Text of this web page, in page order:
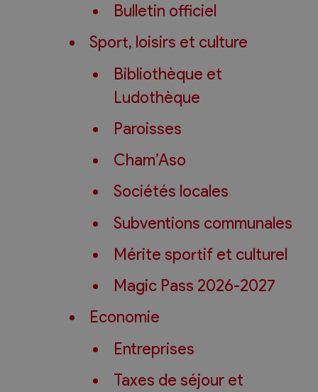
Bulletin officiel
Sport, loisirs et culture
Bibliothèque et
Ludothèque
Paroisses
Cham’Aso
Sociétés locales
Subventions communales
Mérite sportif et culturel
Magic Pass 2026-2027
Economie
Entreprises
Taxes de séjour et